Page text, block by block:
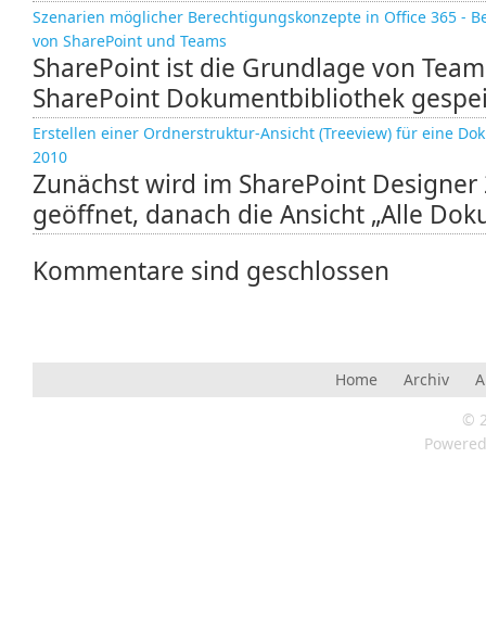
Szenarien möglicher Berechtigungskonzepte in Office 365 -
von SharePoint und Teams
SharePoint ist die Grundlage von
SharePoint Dokumentbibliothek
Erstellen einer Ordnerstruktur-Ansicht (Treeview) für eine
2010
Zunächst wird im SharePoint
geöffnet, danach die Ansicht „Alle
Kommentare sind geschlossen
Home Archiv
©